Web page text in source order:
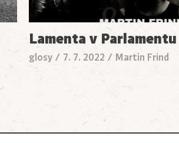
Lamenta v Parlamentu
glosy/ 7. 7. 2022 / Martin Frind